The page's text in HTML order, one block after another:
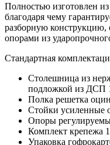
Полностью изготовлен
благодаря чему
разборную
опорами из
Стандартная
Столешница из
подложкой из ДСП
Полка решетка
Стойки усиленные
Опоры
Комплект крепежа
Упаковка